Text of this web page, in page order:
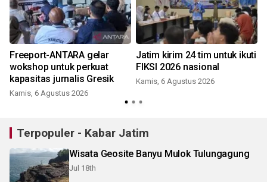
Freeport-ANTARA gelar
wokshop untuk perkuat
kapasitas jurnalis Gresik
Kamis, 6 Agustus 2026
Jatim kirim 24 tim untuk ikuti
FIKSI 2026 nasional
Kamis, 6 Agustus 2026
Terpopuler - Kabar Jatim
Wisata Geosite Banyu Mulok Tulungagung
Jul 18th